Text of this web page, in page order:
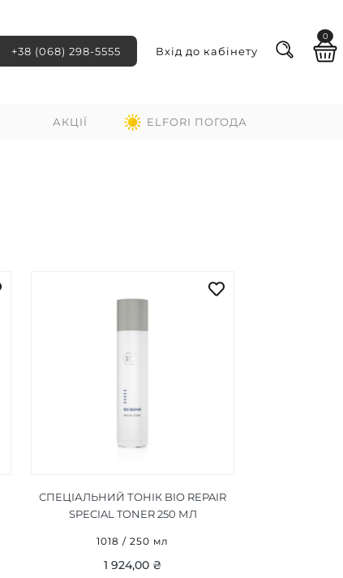
+38 (068) 298-5555 Вхід до кабінету
0
АКЦІЇ ELFORI ПОГОДА
СПЕЦІАЛЬНИЙ ТОНІК BIO REPAIR
SPECIAL TONER 250 МЛ
1018 / 250 мл
1 924,00 ₴